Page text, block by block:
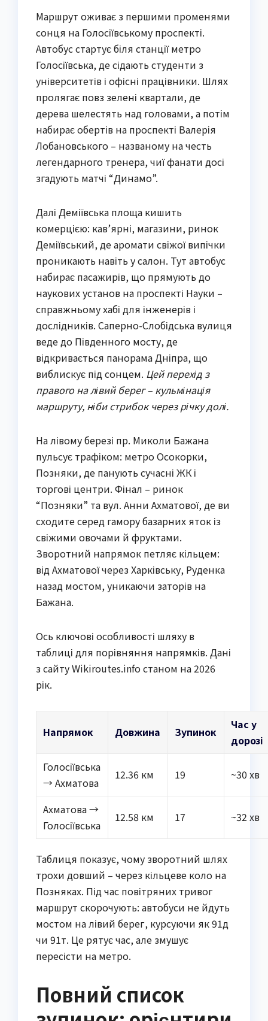
Маршрут оживає з першими променями
сонця на Голосіївському проспекті.
Автобус стартує біля станції метро
Голосіївська, де сідають студенти з
університетів і офісні працівники. Шлях
пролягає повз зелені квартали, де
дерева шелестять над головами, а потім
набирає обертів на проспекті Валерія
Лобановського – названому на честь
легендарного тренера, чиї фанати досі
згадують матчі “Динамо”.
Далі Деміївська площа кишить
комерцією: кав’ярні, магазини, ринок
Деміївський, де аромати свіжої випічки
проникають навіть у салон. Тут автобус
набирає пасажирів, що прямують до
наукових установ на проспекті Науки –
справжньому хабі для інженерів і
дослідників. Саперно-Слобідська вулиця
веде до Південного мосту, де
відкривається панорама Дніпра, що
виблискує під сонцем. Цей перехід з
правого на лівий берег – кульмінація
маршруту, ніби стрибок через річку долі.
На лівому березі пр. Миколи Бажана
пульсує трафіком: метро Осокорки,
Позняки, де панують сучасні ЖК і
торгові центри. Фінал – ринок
“Позняки” та вул. Анни Ахматової, де ви
сходите серед гамору базарних яток із
свіжими овочами й фруктами.
Зворотний напрямок петляє кільцем:
від Ахматової через Харківську, Руденка
назад мостом, уникаючи заторів на
Бажана.
Ось ключові особливості шляху в
таблиці для порівняння напрямків. Дані
з сайту Wikiroutes.info станом на 2026
рік.
Напрямок Довжина Зупинок
Час у
дорозі
Голосіївська
→ Ахматова
12.36 км 19 ~30 хв
Ахматова →
Голосіївська
12.58 км 17 ~32 хв
Таблиця показує, чому зворотний шлях
трохи довший – через кільцеве коло на
Позняках. Під час повітряних тривог
маршрут скорочують: автобуси не йдуть
мостом на лівий берег, курсуючи як 91д
чи 91т. Це рятує час, але змушує
пересісти на метро.
Повний список